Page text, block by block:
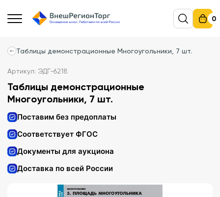
0
Таблицы демонстрационные Многоугольники, 7 шт.
Артикул: ЭДГ-6218
Таблицы демонстрационные
Многоугольники, 7 шт.
Поставим без предоплаты
Соответствует ФГОС
Документы для аукциона
Доставка по всей России